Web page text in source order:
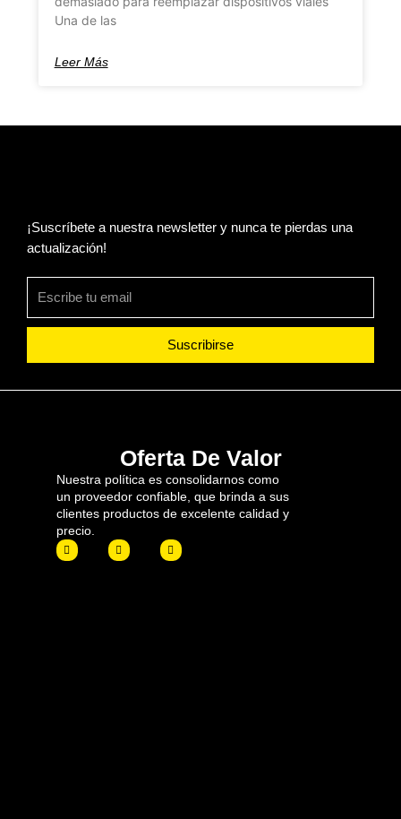
Una de las
Leer Más
¡Suscríbete a nuestra newsletter y nunca te pierdas una
actualización!
Suscribirse
Oferta De Valor
Nuestra política es consolidarnos como
un proveedor confiable, que brinda a sus
clientes productos de excelente calidad y
precio.
F
a
c
I
n
s
L
i
n